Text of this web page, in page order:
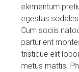
elementum
egestas
Cum sociis
parturient
tristique elit
metus mattis.